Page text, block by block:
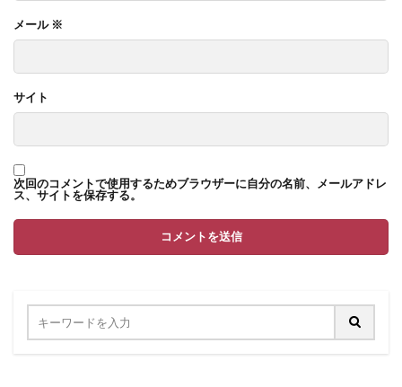
メール ※
サイト
次回のコメントで使用するためブラウザーに自分の名前、メールアドレ
ス、サイトを保存する。